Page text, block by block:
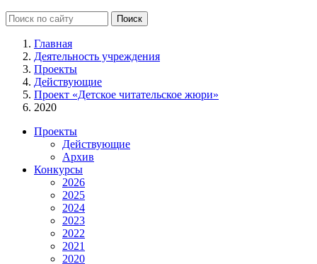
Главная
Деятельность учреждения
Проекты
Действующие
Проект «Детское читательское жюри»
2020
Проекты
Действующие
Архив
Конкурсы
2026
2025
2024
2023
2022
2021
2020